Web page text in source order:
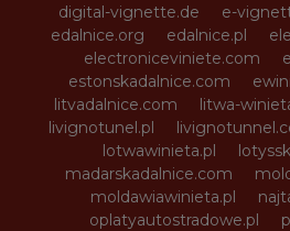
digital-vignette.de
e-
edalnice.org
edalnice.pl
electroniceviniete.com
estonskadalnice.com
litvadalnice.com
litwa-
livignotunel.pl
lotwawinieta.pl
madarskadalnice.com
moldawiawinieta.pl
oplatyautostradowe.pl